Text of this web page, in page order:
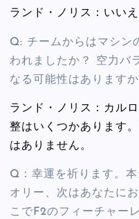
ランド・ノリス：いいえ
Q: チームからはマシン
われましたか？ 空力バ
なる可能性はありますか
ランド・ノリス：カル
整はいくつかあります
はありません。
Q：幸運を祈ります。
オリー、次はあなたに
こでF2のフィーチャー